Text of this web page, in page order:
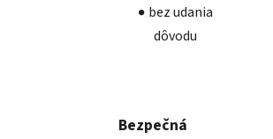
bez udania
dôvodu
Bezpečná